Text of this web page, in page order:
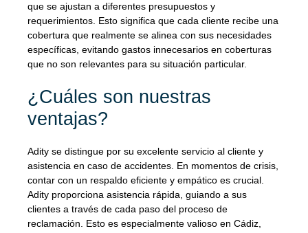
que se ajustan a diferentes presupuestos y
requerimientos. Esto significa que cada cliente recibe una
cobertura que realmente se alinea con sus necesidades
específicas, evitando gastos innecesarios en coberturas
que no son relevantes para su situación particular.
¿Cuáles son nuestras
ventajas?
Adity se distingue por su excelente servicio al cliente y
asistencia en caso de accidentes. En momentos de crisis,
contar con un respaldo eficiente y empático es crucial.
Adity proporciona asistencia rápida, guiando a sus
clientes a través de cada paso del proceso de
reclamación. Esto es especialmente valioso en Cádiz,